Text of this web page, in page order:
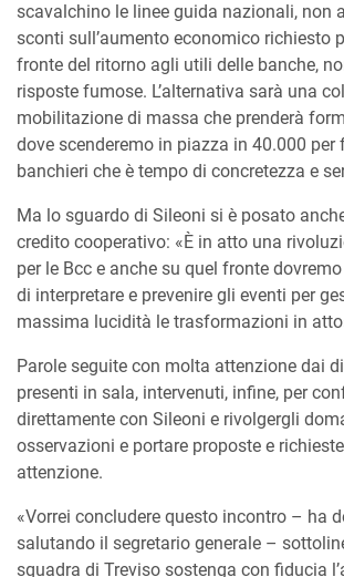
scavalchino le linee guida nazionali, non
sconti sull’aumento economico richiesto
fronte del ritorno agli utili delle banche,
risposte fumose. L’alternativa sarà una
mobilitazione di massa che prenderà
dove scenderemo in piazza in 40.000 per
banchieri che è tempo di concretezza e
Ma lo sguardo di Sileoni si è posato
credito cooperativo: «È in atto una
per le Bcc e anche su quel fronte
di interpretare e prevenire gli eventi per
massima lucidità le trasformazioni in
Parole seguite con molta attenzione dai
presenti in sala, intervenuti, infine, per
direttamente con Sileoni e rivolgergli
osservazioni e portare proposte e
attenzione.
«Vorrei concludere questo incontro – ha
salutando il segretario generale –
squadra di Treviso sostenga con fiducia